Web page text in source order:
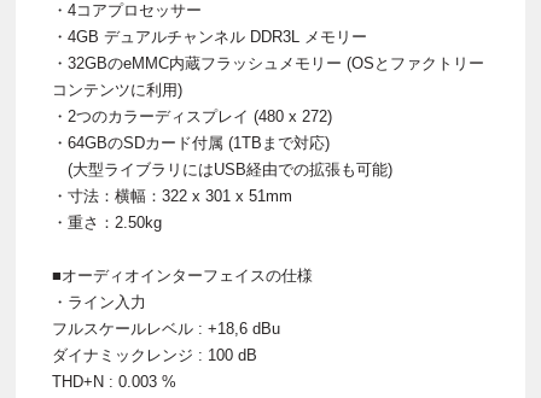
・4コアプロセッサー
・4GB デュアルチャンネル DDR3L メモリー
・32GBのeMMC内蔵フラッシュメモリー (OSとファクトリー
コンテンツに利用)
・2つのカラーディスプレイ (480 x 272)
・64GBのSDカード付属 (1TBまで対応)
(大型ライブラリにはUSB経由での拡張も可能)
・寸法：横幅：322 x 301 x 51mm
・重さ：2.50kg
■オーディオインターフェイスの仕様
・ライン入力
フルスケールレベル : +18,6 dBu
ダイナミックレンジ : 100 dB
THD+N : 0.003 %